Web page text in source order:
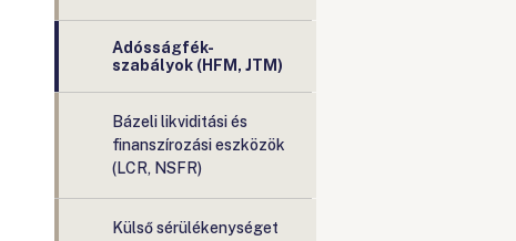
Adósságfék-
szabályok (HFM, JTM)
Bázeli likviditási és
finanszírozási eszközök
(LCR, NSFR)
Külső sérülékenységet